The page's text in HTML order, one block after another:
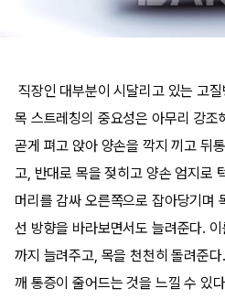
직장인 대부분이 시달리고 있는 고
목 스트레칭의 중요성은 아무리 강
곧게 펴고 앉아 양손을 깍지 끼고 뒤
고, 반대로 목을 젖히고 양손 엄지로
머리를 감싸 오른쪽으로 잡아당기며
선 방향을 바라보면서도 늘려준다.
까지 늘려주고, 목을 천천히 돌려준
깨 통증이 줄어드는 것을 느낄 수 있